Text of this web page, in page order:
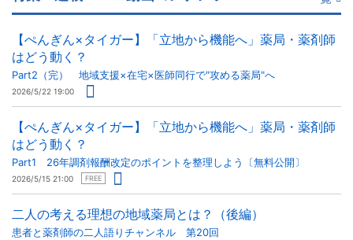
【ぺんぎん×タイガー】「立地から機能へ」薬局・薬剤師
はどう動く？
Part2（完） 地域支援×在宅×医師同行で"攻める薬局"へ
2026/5/22 19:00
【ぺんぎん×タイガー】「立地から機能へ」薬局・薬剤師
はどう動く？
Part1 26年調剤報酬改定のポイントを整理しよう〔無料公開〕
2026/5/15 21:00 FREE
二人の考える理想の地域薬局とは？（後編）
患者と薬剤師の二人語りチャンネル 第20回